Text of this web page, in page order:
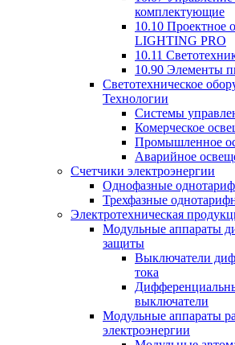
комплектующие
10.10 Проектное
LIGHTING PRO
10.11
10.90 Элементы
Светотехническое
Технологии
Системы
Комерческое
Промышленное
Аварийное
Счетчики электроэнергии
Однофазные
Трехфазные
Электротехническая
Модульные аппараты
защиты
Выключатели
тока
выключатели
Модульные аппараты
электроэнергии